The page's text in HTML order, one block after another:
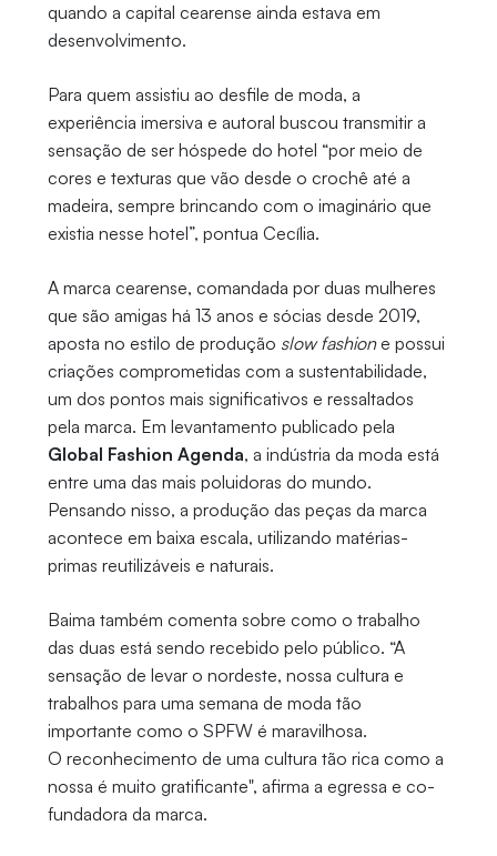
quando a capital cearense ainda estava em
desenvolvimento.
Para quem assistiu ao desfile de moda, a
experiência imersiva e autoral buscou transmitir a
sensação de ser hóspede do hotel “por meio de
cores e texturas que vão desde o crochê até a
madeira, sempre brincando com o imaginário que
existia nesse hotel”, pontua Cecília.
A marca cearense, comandada por duas mulheres
que são amigas há 13 anos e sócias desde 2019,
aposta no estilo de produção slow fashione possui
criações comprometidas com a sustentabilidade,
um dos pontos mais significativos e ressaltados
pela marca. Em levantamento publicado pela
Global Fashion Agenda, a indústria da moda está
entre uma das mais poluidoras do mundo.
Pensando nisso, a produção das peças da marca
acontece em baixa escala, utilizando matérias-
primas reutilizáveis e naturais.
Baima também comenta sobre como o trabalho
das duas está sendo recebido pelo público. “A
sensação de levar o nordeste, nossa cultura e
trabalhos para uma semana de moda tão
importante como o SPFW é maravilhosa.
O reconhecimento de uma cultura tão rica como a
nossa é muito gratificante", afirma a egressa e co-
fundadora da marca.